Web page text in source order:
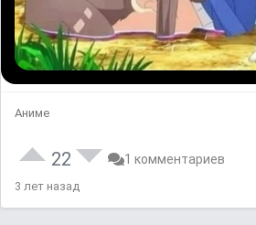
Аниме
22 1 комментариев
3 лет назад